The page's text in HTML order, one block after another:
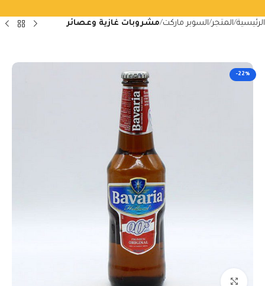
الرئيسية المتجر السوبر ماركت مشروبات غازية وعصائر
-22%
Click to enlarge